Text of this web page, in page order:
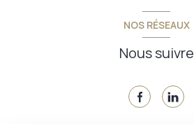
NOS RÉSEAUX
Nous suivre